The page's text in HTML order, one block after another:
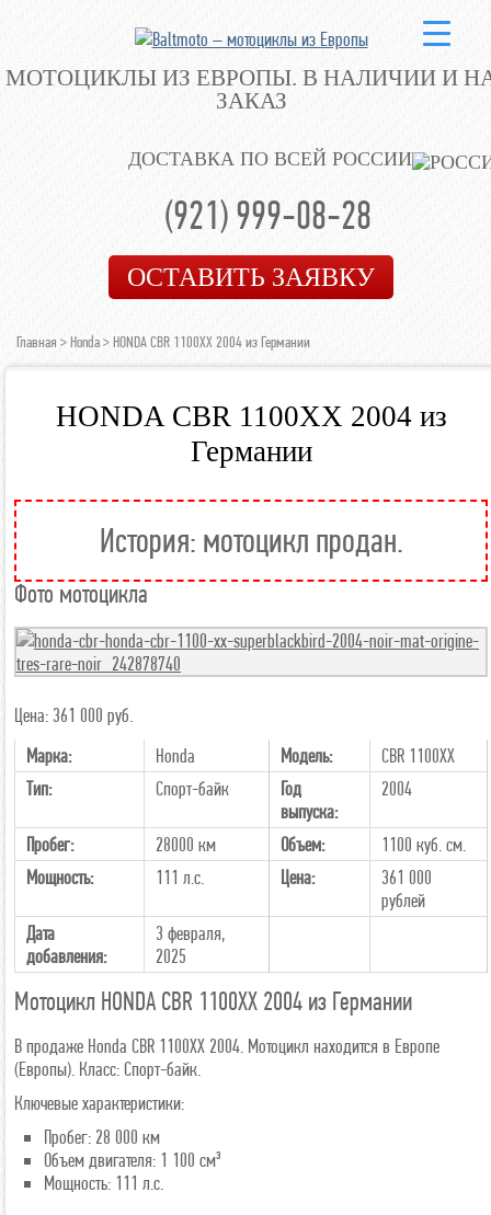
МОТОЦИКЛЫ ИЗ ЕВРОПЫ. В НАЛИЧИИ И
ЗАКАЗ
ДОСТАВКА ПО ВСЕЙ РОССИИ
(921) 999-08-28
ОСТАВИТЬ ЗАЯВКУ
Главная >Honda> HONDA CBR 1100XX 2004 из Германии
HONDA CBR 1100XX 2004 из
Германии
История: мотоцикл продан.
Фото мотоцикла
Цена: 361 000 руб.
Марка:
Honda Модель:
CBR 1100XX
Тип:
Спорт-байк
Год
выпуска:
2004
Пробег: 28000 км Объем:
1100 куб. см.
Мощность:
111 л.с. Цена:
361 000
рублей
Дата
добавления:
3 февраля,
2025
Мотоцикл HONDA CBR 1100XX 2004 из Германии
В продаже Honda CBR 1100XX 2004. Мотоцикл находится в Европе
(Европы). Класс: Спорт-байк.
Ключевые характеристики:
Пробег: 28 000 км
Объем двигателя: 1 100 см³
Мощность: 111 л.с.